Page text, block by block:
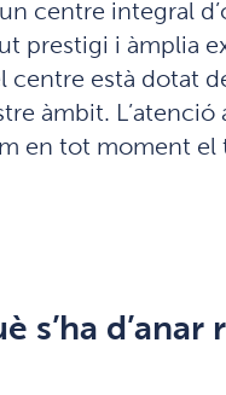
un centre integral
prestigi i àmplia
centre està dotat
àmbit.
en tot moment el
s’ha